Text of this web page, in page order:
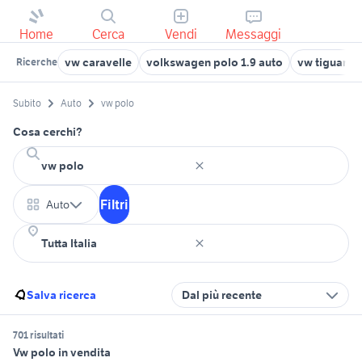
Home Cerca Vendi Messaggi
Ricerche vw caravelle volkswagen polo 1.9 auto vw tiguan
Subito Auto vw polo
Cosa cerchi?
Auto Filtri
Salva ricerca Dal più recente
701 risultati
Vw polo in vendita